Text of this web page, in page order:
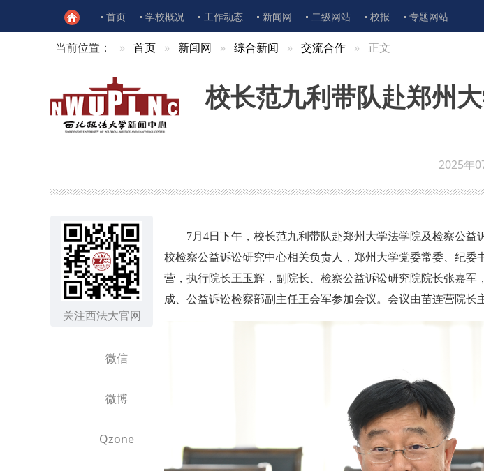
首页 学校概况 工作动态 新闻网 二级网站 校报 专题网站
当前位置： 首页 新闻网 综合新闻 交流合作 正文
校长范九利带队赴郑州
2025年
关注西法大官网
微信
微博
Qzone
7月4日下午，校长范九利带队赴郑州大学法学院及检察公益
校检察公益诉讼研究中心相关负责人，郑州大学党委常委、纪委
营，执行院长王玉辉，副院长、检察公益诉讼研究院院长张嘉军
成、公益诉讼检察部副主任王会军参加会议。会议由苗连营院长